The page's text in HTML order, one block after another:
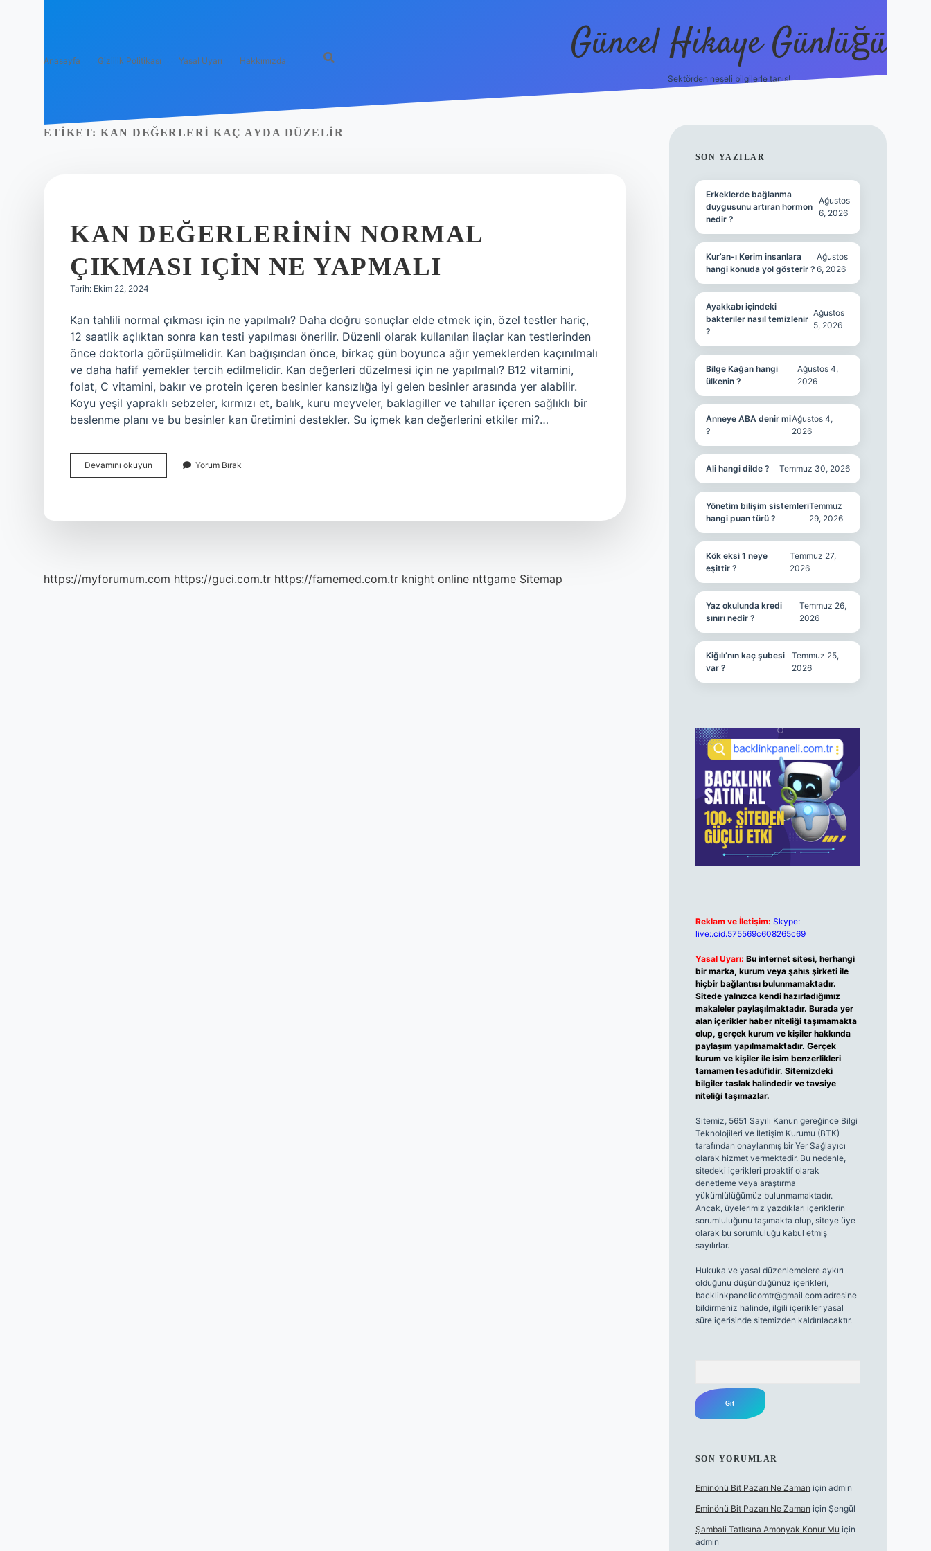
Anasayfa Gizlilik Politikası Yasal Uyarı Hakkımızda Güncel Hikaye Günlüğü
Sektörden neşeli bilgilerle tanış!
ETIKET: KAN DEĞERLERI KAÇ AYDA DÜZELIR
KAN DEĞERLERININ NORMAL
ÇIKMASI IÇIN NE YAPMALI
Tarih: Ekim 22, 2024
Kan tahlili normal çıkması için ne yapılmalı? Daha doğru sonuçlar elde etmek için, özel testler hariç,
12 saatlik açlıktan sonra kan testi yapılması önerilir. Düzenli olarak kullanılan ilaçlar kan testlerinden
önce doktorla görüşülmelidir. Kan bağışından önce, birkaç gün boyunca ağır yemeklerden kaçınılmalı
ve daha hafif yemekler tercih edilmelidir. Kan değerleri düzelmesi için ne yapılmalı? B12 vitamini,
folat, C vitamini, bakır ve protein içeren besinler kansızlığa iyi gelen besinler arasında yer alabilir.
Koyu yeşil yapraklı sebzeler, kırmızı et, balık, kuru meyveler, baklagiller ve tahıllar içeren sağlıklı bir
beslenme planı ve bu besinler kan üretimini destekler. Su içmek kan değerlerini etkiler mi?…
Devamını okuyun
Değerlerinin
Yorum Bırak
https://myforumum.com https://guci.com.tr https://famemed.com.tr knight online nttgame Sitemap
SIDEBAR
SON YAZILAR
Erkeklerde bağlanma
duygusunu artıran hormon
nedir ?
Ağustos
6, 2026
Kur’an-ı Kerim insanlara
hangi konuda yol gösterir ?
Ağustos
6, 2026
Ayakkabı içindeki
bakteriler nasıl temizlenir
?
Ağustos
5, 2026
Bilge Kağan hangi
ülkenin ?
Ağustos 4,
2026
Anneye ABA denir mi
?
Ağustos 4,
2026
Ali hangi dilde ? Temmuz 30, 2026
Yönetim bilişim sistemleri
hangi puan türü ?
Temmuz
29, 2026
Kök eksi 1 neye
eşittir ?
Temmuz 27,
2026
Yaz okulunda kredi
sınırı nedir ?
Temmuz 26,
2026
Kiğılı’nın kaç şubesi
var ?
Temmuz 25,
2026
Reklam ve İletişim: Skype:
live:.cid.575569c608265c69
Yasal Uyarı: Bu internet sitesi, herhangi
bir marka, kurum veya şahıs şirketi ile
hiçbir bağlantısı bulunmamaktadır.
Sitede yalnızca kendi hazırladığımız
makaleler paylaşılmaktadır. Burada yer
alan içerikler haber niteliği taşımamakta
olup, gerçek kurum ve kişiler hakkında
paylaşım yapılmamaktadır. Gerçek
kurum ve kişiler ile isim benzerlikleri
tamamen tesadüfidir. Sitemizdeki
bilgiler taslak halindedir ve tavsiye
niteliği taşımazlar.
Sitemiz, 5651 Sayılı Kanun gereğince Bilgi
Teknolojileri ve İletişim Kurumu (BTK)
tarafından onaylanmış bir Yer Sağlayıcı
olarak hizmet vermektedir. Bu nedenle,
sitedeki içerikleri proaktif olarak
denetleme veya araştırma
yükümlülüğümüz bulunmamaktadır.
Ancak, üyelerimiz yazdıkları içeriklerin
sorumluluğunu taşımakta olup, siteye üye
olarak bu sorumluluğu kabul etmiş
sayılırlar.
Hukuka ve yasal düzenlemelere aykırı
olduğunu düşündüğünüz içerikleri,
backlinkpanelicomtr@gmail.comadresine
bildirmeniz halinde, ilgili içerikler yasal
süre içerisinde sitemizden kaldırılacaktır.
SON YORUMLAR
Eminönü Bit Pazarı Ne Zaman için admin
Eminönü Bit Pazarı Ne Zaman için Şengül
Şambali Tatlısına Amonyak Konur Mu için
admin
https://piabella.casino/